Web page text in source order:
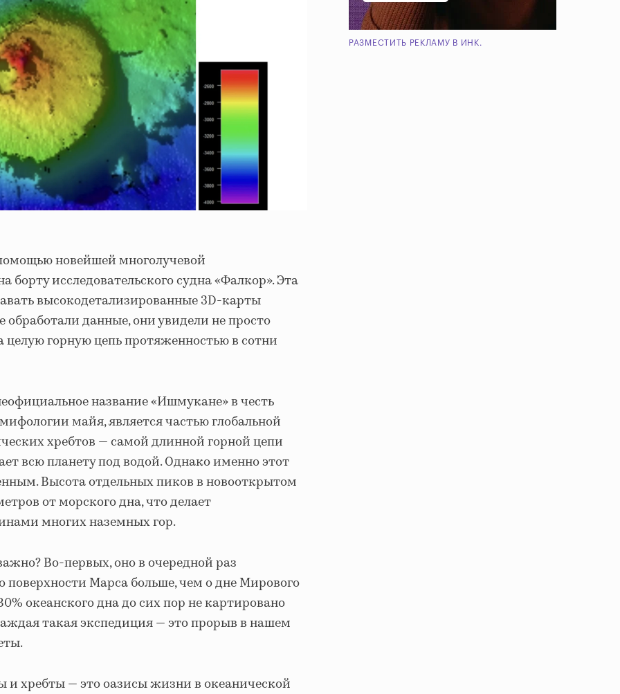
новейшей многолучевой
борту исследовательского судна «Фалкор». Эта
высокодетализированные 3D-карты
обработали данные, они увидели не просто
целую горную цепь протяженностью в сотни
название «Ишмукане» в честь
майя, является частью глобальной
хребтов — самой длинной горной цепи
всю планету под водой. Однако именно этот
Высота отдельных пиков в новооткрытом
от морского дна, что делает
многих наземных гор.
Во-первых, оно в очередной раз
поверхности Марса больше, чем о дне Мирового
океанского дна до сих пор не картировано
такая экспедиция — это прорыв в нашем
и хребты — это оазисы жизни в океанической
РАЗМЕСТИТЬ РЕКЛАМУ В ИНК.